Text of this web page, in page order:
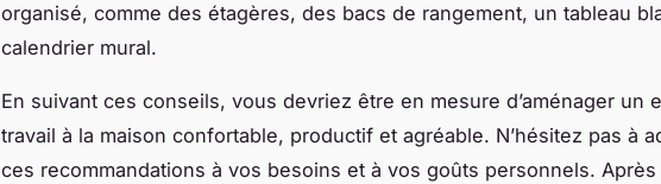
organisé, comme des étagères, des bacs de rangement, un tableau
calendrier mural.
En suivant ces conseils, vous devriez être en mesure d’aménager un
travail à la maison confortable, productif et agréable. N’hésitez pas à
ces recommandations à vos besoins et à vos goûts personnels. Après